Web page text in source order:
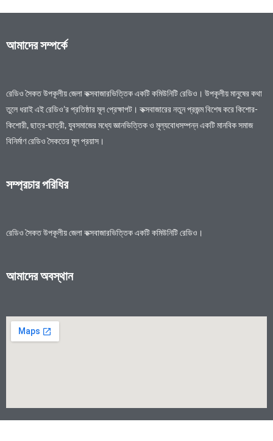
আমাদের সম্পর্কে
রেডিও সৈকত উপকূলীয় জেলা কক্সবাজারভিত্তিক একটি কমিউনিটি রেডিও। উপকূলীয় মানুষের কথা
তুলে ধরাই এই রেডিও’র প্রতিষ্ঠার মূল প্রেক্ষাপট। কক্সবাজারের নতুন প্রজন্ম বিশেষ করে কিশোর-
কিশোরী, ছাত্র-ছাত্রী, যুবসমাজের মধ্যে জ্ঞানভিত্তিক ও মূল্যবোধসম্পন্ন একটি মানবিক সমাজ
বিনির্মাণ রেডিও সৈকতের মূল প্রয়াস।
সম্প্রচার পরিধির
রেডিও সৈকত উপকূলীয় জেলা কক্সবাজারভিত্তিক একটি কমিউনিটি রেডিও।
আমাদের অবস্থান